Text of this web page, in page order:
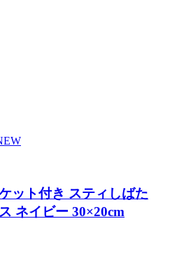
ット付き スティしばた
ネイビー 30×20cm